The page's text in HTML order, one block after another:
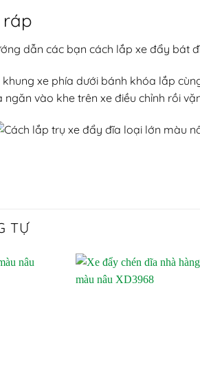
ráp
dẫn các bạn cách lắp xe đẩy bát
khung xe phía dưới bánh khóa lắp
ngăn vào khe trên xe điều chỉnh rồi
TỰ